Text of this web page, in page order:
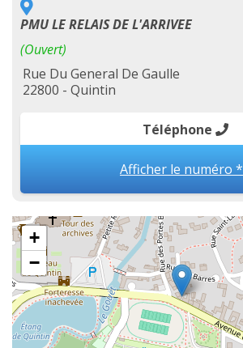
PMU LE RELAIS DE L'ARRIVEE
(Ouvert)
Rue Du General De Gaulle
22800 - Quintin
Téléphone
Afficher le numéro *
+
−